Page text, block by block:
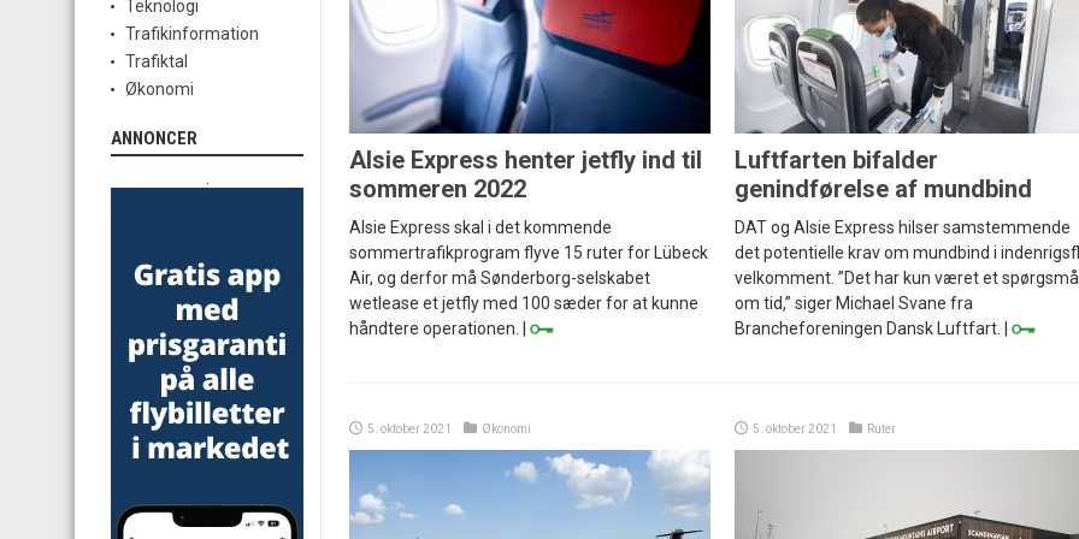
Alsie Express henter jetfly ind til
sommeren 2022
Alsie Express skal i det kommende
sommertrafikprogram flyve 15 ruter for Lübeck
Air, og derfor må Sønderborg-selskabet
wetlease et jetfly med 100 sæder for at kunne
håndtere operationen. |
Luftfarten bifalder
genindførelse af mundbind
DAT og Alsie Express hilser samstemmende
det potentielle krav om mundbind i
velkomment. ”Det har kun været et
om tid,” siger Michael Svane fra
Brancheforeningen Dansk Luftfart. |
5. oktober 2021 Økonomi 5. oktober 2021 Ruter
Teknologi
Trafikinformation
Trafiktal
Økonomi
ANNONCER